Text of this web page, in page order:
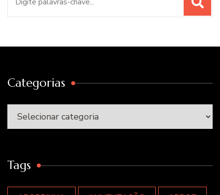
Categorias
Categorias
Tags